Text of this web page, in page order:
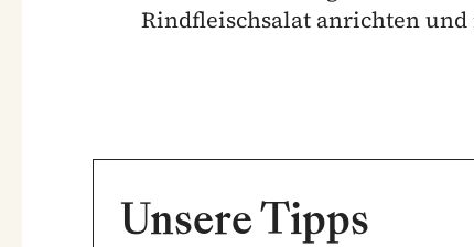
Rindfleischsalat anrichten
Unsere Tipps